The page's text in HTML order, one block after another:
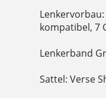
kompatibel, 7
Lenkerband
Sattel: Verse